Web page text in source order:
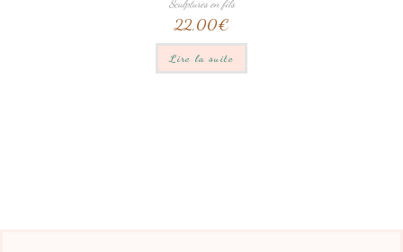
Sculptures en fils
22,00€
Lire la suite